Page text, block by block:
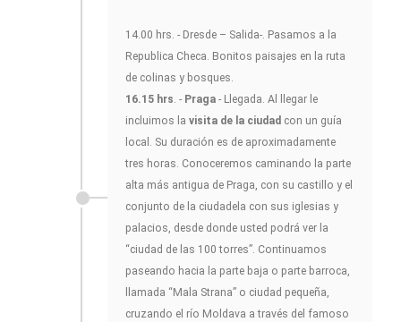
14.00 hrs. - Dresde – Salida-. Pasamos a la
Republica Checa. Bonitos paisajes en la ruta
de colinas y bosques.
16.15 hrs. - Praga - Llegada. Al llegar le
incluimos la visita de la ciudad con un guía
local. Su duración es de aproximadamente
tres horas. Conoceremos caminando la parte
alta más antigua de Praga, con su castillo y el
conjunto de la ciudadela con sus iglesias y
palacios, desde donde usted podrá ver la
“ciudad de las 100 torres”. Continuamos
paseando hacia la parte baja o parte barroca,
llamada “Mala Strana” o ciudad pequeña,
cruzando el río Moldava a través del famoso